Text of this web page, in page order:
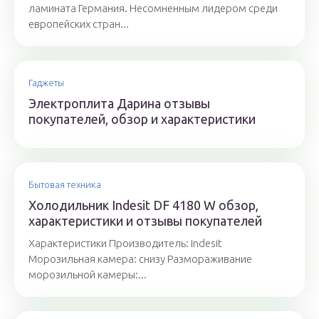
ламината Германия. Несомненным лидером среди
европейских стран...
Гаджеты
Электроплита Дарина отзывы
покупателей, обзор и характеристики
Бытовая техника
Холодильник Indesit DF 4180 W обзор,
характеристики и отзывы покупателей
Характеристики Производитель: Indesit
Морозильная камера: снизу Размораживание
морозильной камеры:...